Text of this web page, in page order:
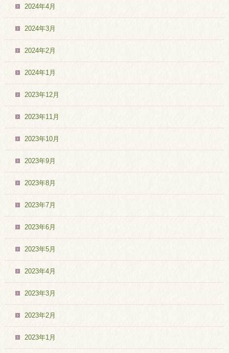
2024年4月
2024年3月
2024年2月
2024年1月
2023年12月
2023年11月
2023年10月
2023年9月
2023年8月
2023年7月
2023年6月
2023年5月
2023年4月
2023年3月
2023年2月
2023年1月